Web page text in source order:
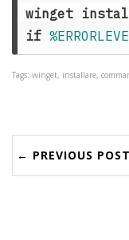
winget
if
Tags: winget, installare,
← PREVIOUS POST